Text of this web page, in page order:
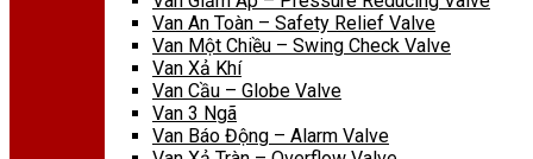
Van An Toàn – Safety Relief Valve
Van Một Chiều – Swing Check Valve
Van Xả Khí
Van Cầu – Globe Valve
Van 3 Ngã
Van Báo Động – Alarm Valve